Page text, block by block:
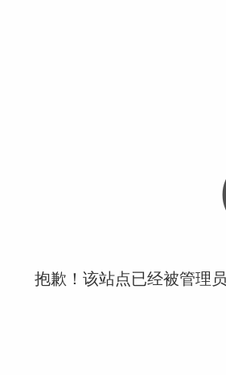
抱歉！该站点已经被管理